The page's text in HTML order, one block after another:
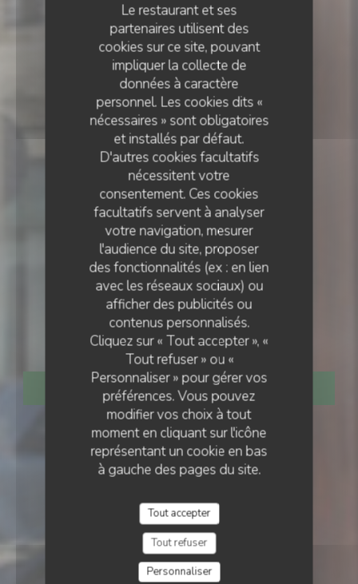
Le restaurant et ses
partenaires utilisent des
cookies sur ce site, pouvant
impliquer la collecte de
données à caractère
personnel. Les cookies dits «
nécessaires » sont obligatoires
et installés par défaut.
D'autres cookies facultatifs
nécessitent votre
consentement. Ces cookies
facultatifs servent à analyser
votre navigation, mesurer
l'audience du site, proposer
des fonctionnalités (ex : en lien
avec les réseaux sociaux) ou
afficher des publicités ou
contenus personnalisés.
Cliquez sur « Tout accepter », «
Tout refuser » ou «
Personnaliser » pour gérer vos
préférences. Vous pouvez
modifier vos choix à tout
moment en cliquant sur l'icône
représentant un cookie en bas
à gauche des pages du site.
Tout accepter
Tout refuser
Personnaliser
RESTAURANT TRADITIONNEL •
Le Petit Villiers
RÉSERVER
LE PETIT VILLIERS